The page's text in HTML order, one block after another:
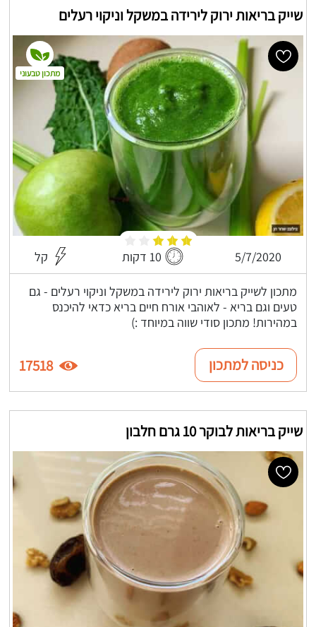
שייק בריאות ירוק לירידה במשקל וניקוי רעלים
5/7/2020 10 דקות קל
מתכון לשייק בריאות ירוק לירידה במשקל וניקוי רעלים - גם
טעים וגם בריא - לאוהבי אורח חיים בריא כדאי להיכנס
במהירות! מתכון סודי שווה במיוחד :)
מתכון טבעוני
כניסה למתכון 17518
שייק בריאות לבוקר 10 גרם חלבון